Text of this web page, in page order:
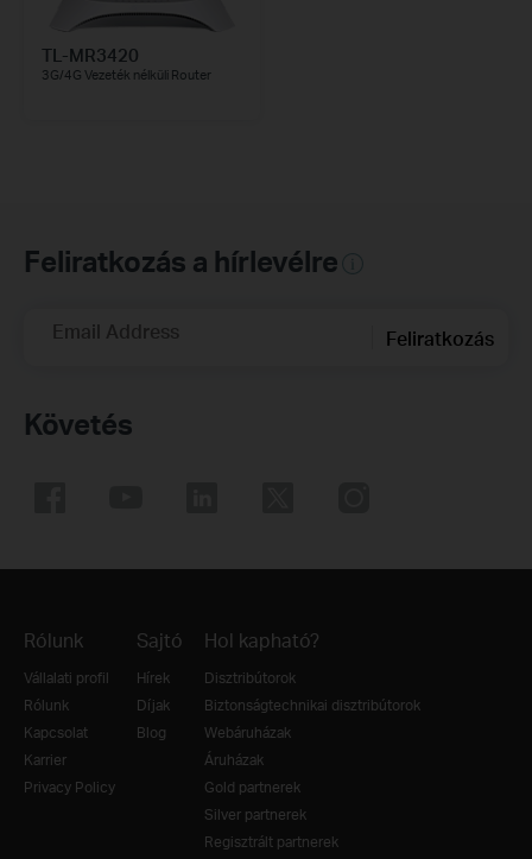
TL-MR3420
3G/4G Vezeték nélküli Router
Feliratkozás a hírlevélre
Email Address Feliratkozás
Követés
Rólunk
Vállalati profil
Rólunk
Kapcsolat
Karrier
Privacy Policy
Sajtó
Hírek
Díjak
Blog
Hol kapható?
Disztribútorok
Biztonságtechnikai disztribútorok
Webáruházak
Áruházak
Gold partnerek
Silver partnerek
Regisztrált partnerek